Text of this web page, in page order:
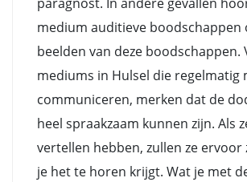
medium auditieve boodschappen
beelden van deze boodschappen.
mediums in Hulsel die regelmatig
communiceren, merken dat de
heel spraakzaam kunnen zijn. Als
vertellen hebben, zullen ze ervoor
je het te horen krijgt. Wat je met